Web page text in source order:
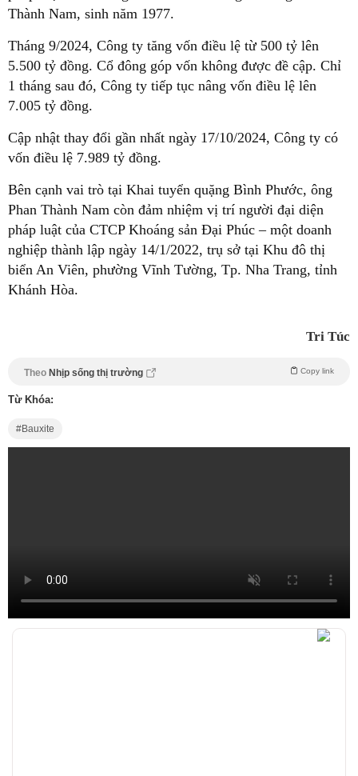
Thành Nam, sinh năm 1977.
Tháng 9/2024, Công ty tăng vốn điều lệ từ 500 tỷ lên
5.500 tỷ đồng. Cổ đông góp vốn không được đề cập. Chỉ
1 tháng sau đó, Công ty tiếp tục nâng vốn điều lệ lên
7.005 tỷ đồng.
Cập nhật thay đổi gần nhất ngày 17/10/2024, Công ty có
vốn điều lệ 7.989 tỷ đồng.
Bên cạnh vai trò tại Khai tuyển quặng Bình Phước, ông
Phan Thành Nam còn đảm nhiệm vị trí người đại diện
pháp luật của CTCP Khoáng sản Đại Phúc – một doanh
nghiệp thành lập ngày 14/1/2022, trụ sở tại Khu đô thị
biển An Viên, phường Vĩnh Tường, Tp. Nha Trang, tỉnh
Khánh Hòa.
Tri Túc
Theo Nhịp sống thị trường Copy link
Từ Khóa:
Bauxite